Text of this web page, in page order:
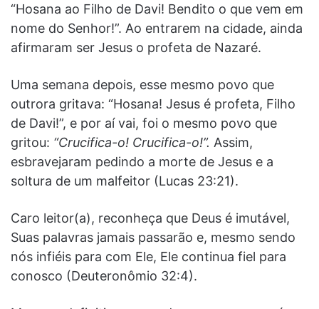
“Hosana ao Filho de Davi! Bendito o que vem em
nome do Senhor!”. Ao entrarem na cidade, ainda
afirmaram ser Jesus o profeta de Nazaré.
Uma semana depois, esse mesmo povo que
outrora gritava: “Hosana! Jesus é profeta, Filho
de Davi!”, e por aí vai, foi o mesmo povo que
gritou: “Crucifica-o! Crucifica-o!”. Assim,
esbravejaram pedindo a morte de Jesus e a
soltura de um malfeitor (Lucas 23:21).
Caro leitor(a), reconheça que Deus é imutável,
Suas palavras jamais passarão e, mesmo sendo
nós infiéis para com Ele, Ele continua fiel para
conosco (Deuteronômio 32:4).